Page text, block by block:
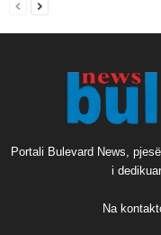
Portali Bulevard News,
i
Na